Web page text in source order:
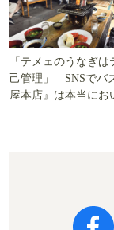
「テメェのうなぎは
己管理」 SNSでバ
屋本店』は本当にお